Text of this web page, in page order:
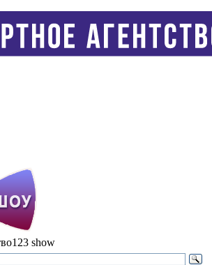
123 show